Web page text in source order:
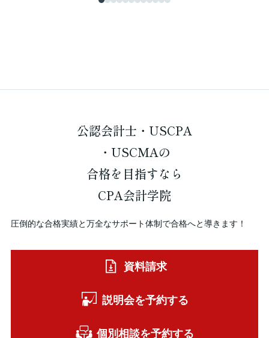
公認会計士・USCPA
・USCMAの
合格を 目指すなら
CPA会計学院
圧倒的な合格実績と万全なサポート体制で合格へと導きます！
資料請求
説明会を予約する
個別相談を予約する